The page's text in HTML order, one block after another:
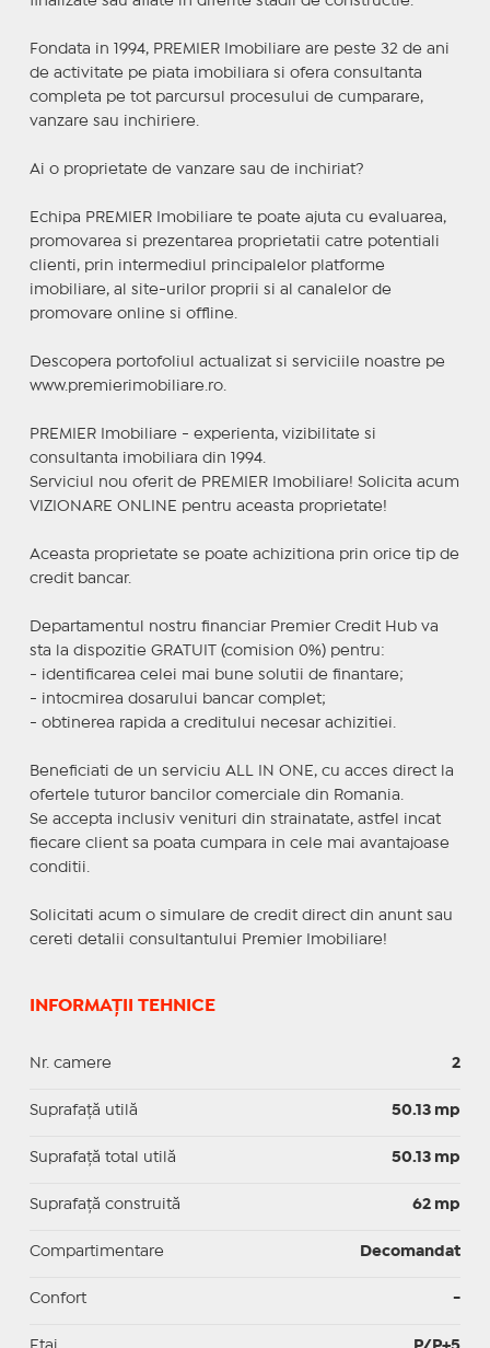
Fondata in 1994, PREMIER Imobiliare are peste 32 de ani
de activitate pe piata imobiliara si ofera consultanta
completa pe tot parcursul procesului de cumparare,
vanzare sau inchiriere.
Ai o proprietate de vanzare sau de inchiriat?
Echipa PREMIER Imobiliare te poate ajuta cu evaluarea,
promovarea si prezentarea proprietatii catre potentiali
clienti, prin intermediul principalelor platforme
imobiliare, al site-urilor proprii si al canalelor de
promovare online si offline.
Descopera portofoliul actualizat si serviciile noastre pe
www.premierimobiliare.ro.
PREMIER Imobiliare - experienta, vizibilitate si
consultanta imobiliara din 1994.
Serviciul nou oferit de PREMIER Imobiliare! Solicita acum
VIZIONARE ONLINE pentru aceasta proprietate!
Aceasta proprietate se poate achizitiona prin orice tip de
credit bancar.
Departamentul nostru financiar Premier Credit Hub va
sta la dispozitie GRATUIT (comision 0%) pentru:
- identificarea celei mai bune solutii de finantare;
- intocmirea dosarului bancar complet;
- obtinerea rapida a creditului necesar achizitiei.
Beneficiati de un serviciu ALL IN ONE, cu acces direct la
ofertele tuturor bancilor comerciale din Romania.
Se accepta inclusiv venituri din strainatate, astfel incat
fiecare client sa poata cumpara in cele mai avantajoase
conditii.
Solicitati acum o simulare de credit direct din anunt sau
cereti detalii consultantului Premier Imobiliare!
INFORMAȚII TEHNICE
Nr. camere 2
Suprafaţă utilă 50.13 mp
Suprafaţă total utilă 50.13 mp
Suprafaţă construită 62 mp
Compartimentare Decomandat
Confort -